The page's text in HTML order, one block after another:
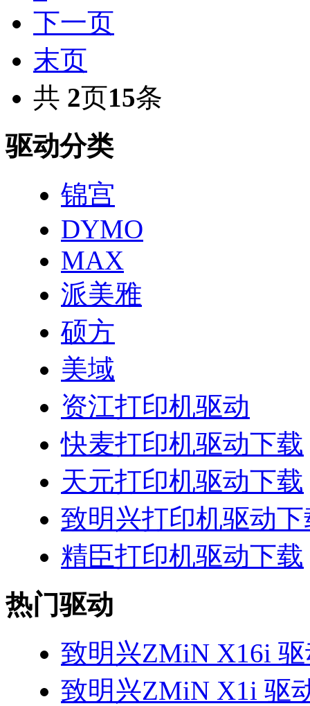
下一页
末页
共 2页15条
驱动分类
锦宫
DYMO
MAX
派美雅
硕方
美域
资江打印机驱动
快麦打印机驱动下载
天元打印机驱动下载
致明兴打印机驱动下
精臣打印机驱动下载
热门驱动
致明兴ZMiN X16i
致明兴ZMiN X1i 驱